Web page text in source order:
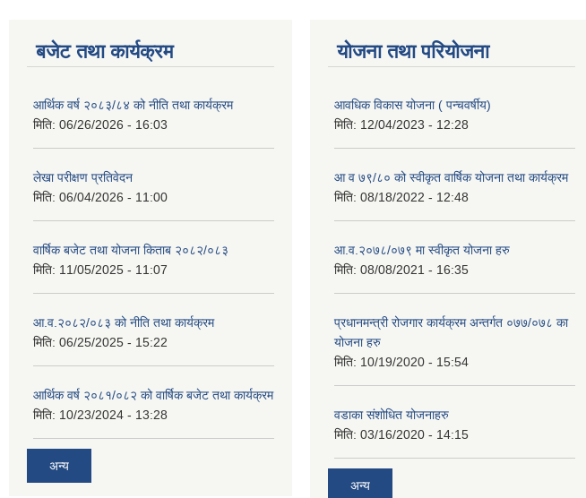
बजेट तथा कार्यक्रम
आर्थिक वर्ष २०८३/८४ को नीति तथा कार्यक्रम
मिति: 06/26/2026 - 16:03
लेखा परीक्षण प्रतिवेदन
मिति: 06/04/2026 - 11:00
वार्षिक बजेट तथा योजना किताब २०८२/०८३
मिति: 11/05/2025 - 11:07
आ.व.२०८२/०८३ को नीति तथा कार्यक्रम
मिति: 06/25/2025 - 15:22
आर्थिक वर्ष २०८१/०८२ को वार्षिक बजेट तथा कार्यक्रम
मिति: 10/23/2024 - 13:28
अन्य
योजना तथा परियोजना
आवधिक विकास योजना ( पन्चवर्षीय)
मिति: 12/04/2023 - 12:28
आ व ७९/८० को स्वीकृत वार्षिक योजना तथा कार्यक्रम
मिति: 08/18/2022 - 12:48
आ.व.२०७८/०७९ मा स्वीकृत योजना हरु
मिति: 08/08/2021 - 16:35
प्रधानमन्त्री रोजगार कार्यक्रम अन्तर्गत ०७७/०७८ का
योजना हरु
मिति: 10/19/2020 - 15:54
वडाका संशोधित योजनाहरु
मिति: 03/16/2020 - 14:15
अन्य